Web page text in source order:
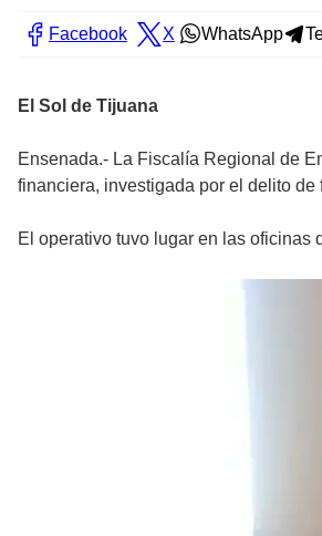
Facebook X WhatsApp
El Sol de Tijuana
Ensenada.- La Fiscalía Regional de
financiera, investigada por el delito de
El operativo tuvo lugar en las oficinas